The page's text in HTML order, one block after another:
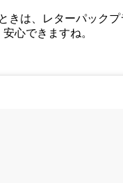
きは、レターパック
心できますね。